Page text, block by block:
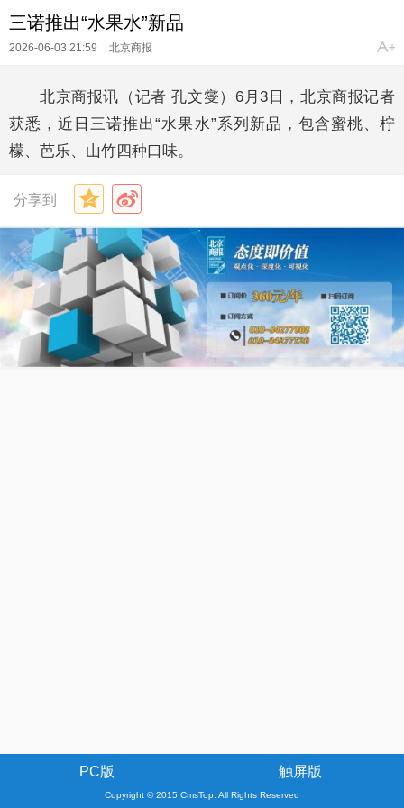
三诺推出“水果水”新品
2026-06-03 21:59 北京商报
北京商报讯（记者 孔文燮）6月3日，北京商报记者
获悉，近日三诺推出“水果水”系列新品，包含蜜桃、柠
檬、芭乐、山竹四种口味。
分享到
PC版 触屏版
Copyright © 2015 CmsTop. All Rights Reserved